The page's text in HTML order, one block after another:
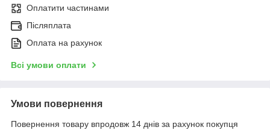
Оплатити частинами
Післяплата
Оплата на рахунок
Всі умови оплати
Умови повернення
Повернення товару впродовж 14 днів за рахунок покупця